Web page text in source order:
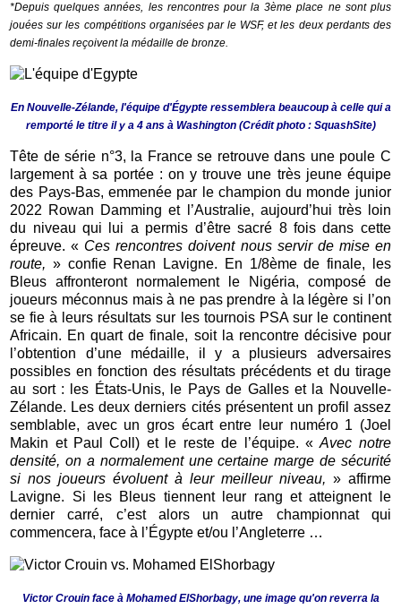
*Depuis quelques années, les rencontres pour la 3ème place ne sont plus
jouées sur les compétitions organisées par le WSF, et les deux perdants des
demi-finales reçoivent la médaille de bronze.
En Nouvelle-Zélande, l'équipe d'Égypte ressemblera beaucoup à celle qui a
remporté le titre il y a 4 ans à Washington (Crédit photo : SquashSite)
Tête de série n°3, la France se retrouve dans une poule C
largement à sa portée : on y trouve une très jeune équipe
des Pays-Bas, emmenée par le champion du monde junior
2022 Rowan Damming et l’Australie, aujourd’hui très loin
du niveau qui lui a permis d’être sacré 8 fois dans cette
épreuve. « Ces rencontres doivent nous servir de mise en
route, » confie Renan Lavigne. En 1/8ème de finale, les
Bleus affronteront normalement le Nigéria, composé de
joueurs méconnus mais à ne pas prendre à la légère si l’on
se fie à leurs résultats sur les tournois PSA sur le continent
Africain. En quart de finale, soit la rencontre décisive pour
l’obtention d’une médaille, il y a plusieurs adversaires
possibles en fonction des résultats précédents et du tirage
au sort : les États-Unis, le Pays de Galles et la Nouvelle-
Zélande. Les deux derniers cités présentent un profil assez
semblable, avec un gros écart entre leur numéro 1 (Joel
Makin et Paul Coll) et le reste de l’équipe. «Avec notre
densité, on a normalement une certaine marge de sécurité
si nos joueurs évoluent à leur meilleur niveau, » affirme
Lavigne. Si les Bleus tiennent leur rang et atteignent le
dernier carré, c’est alors un autre championnat qui
commencera, face à l’Égypte et/ou l’Angleterre …
Victor Crouin face à Mohamed ElShorbagy, une image qu'on reverra la